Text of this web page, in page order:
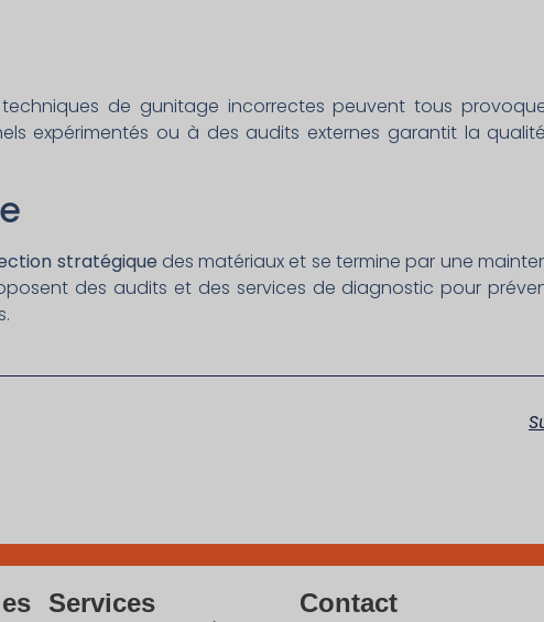
de gunitage incorrectes peuvent tous
expérimentés ou à des audits externes garantit la
stratégique des matériaux et se termine par une
des audits et des services de diagnostic pour
Services Contact